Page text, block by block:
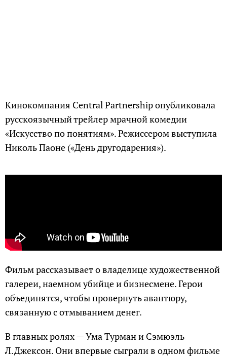
Кинокомпания Central Partnership опубликовала
русскоязычный трейлер мрачной комедии
«Искусство по понятиям». Режиссером выступила
Николь Паоне («День другодарения»).
Фильм рассказывает о владелице художественной
галереи, наемном убийце и бизнесмене. Герои
объединятся, чтобы провернуть авантюру,
связанную с отмыванием денег.
В главных ролях — Ума Турман и Сэмюэль
Л.Джексон. Они впервые сыграли в одном фильме